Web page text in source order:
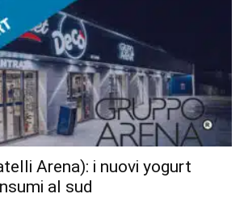
Arena): i nuovi yogurt
al sud